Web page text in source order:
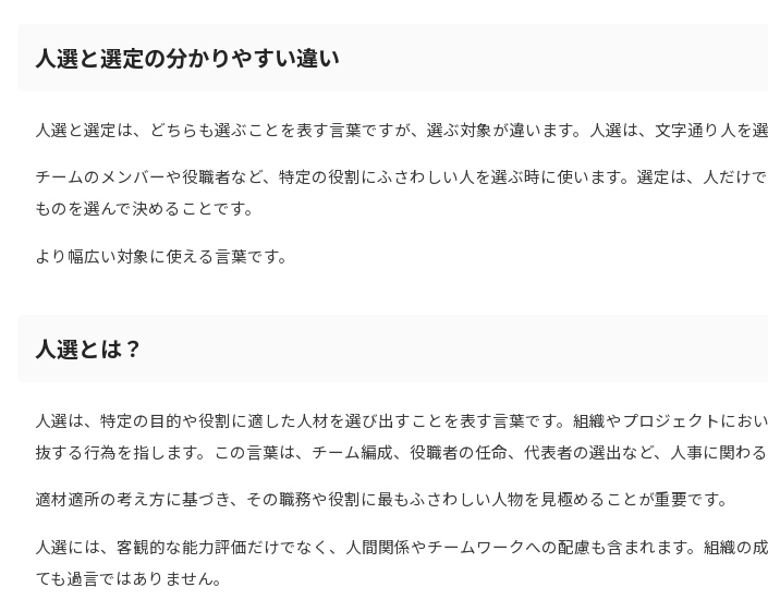
人選と選定の分かりやすい違い
人選と選定は、どちらも選ぶことを表す言葉ですが、選ぶ対象が違います。人選は、文字通り人を選
チームのメンバーや役職者など、特定の役割にふさわしい人を選ぶ時に使います。選定は、人だけ
ものを選んで決めることです。
より幅広い対象に使える言葉です。
人選とは？
人選は、特定の目的や役割に適した人材を選び出すことを表す言葉です。組織やプロジェクトにお
抜する行為を指します。この言葉は、チーム編成、役職者の任命、代表者の選出など、人事に関わ
適材適所の考え方に基づき、その職務や役割に最もふさわしい人物を見極めることが重要です。
人選には、客観的な能力評価だけでなく、人間関係やチームワークへの配慮も含まれます。組織の
ても過言ではありません。